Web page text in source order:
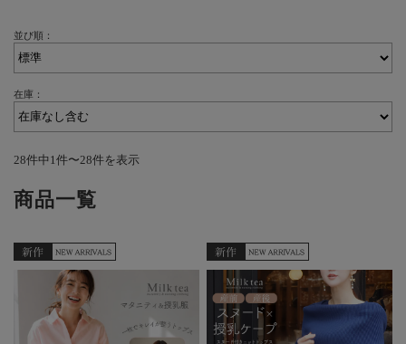
並び順：
在庫：
28件中1件〜28件を表示
商品一覧